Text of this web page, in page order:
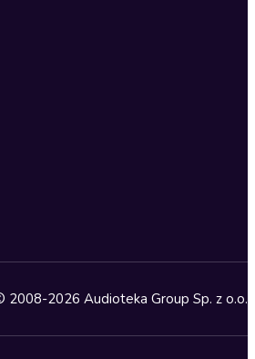
2008-2026 Audioteka Group Sp. z o.o.